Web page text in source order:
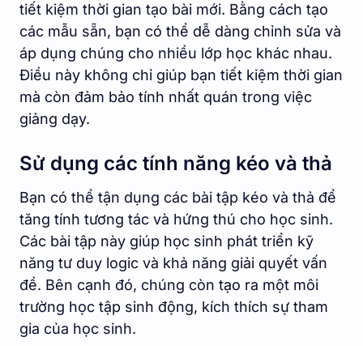
tiết kiệm thời gian tạo bài mới. Bằng cách tạo
các mẫu sẵn, bạn có thể dễ dàng chỉnh sửa và
áp dụng chúng cho nhiều lớp học khác nhau.
Điều này không chỉ giúp bạn tiết kiệm thời gian
mà còn đảm bảo tính nhất quán trong việc
giảng dạy.
Sử dụng các tính năng kéo và thả
Bạn có thể tận dụng các bài tập kéo và thả để
tăng tính tương tác và hứng thú cho học sinh.
Các bài tập này giúp học sinh phát triển kỹ
năng tư duy logic và khả năng giải quyết vấn
đề. Bên cạnh đó, chúng còn tạo ra một môi
trường học tập sinh động, kích thích sự tham
gia của học sinh.